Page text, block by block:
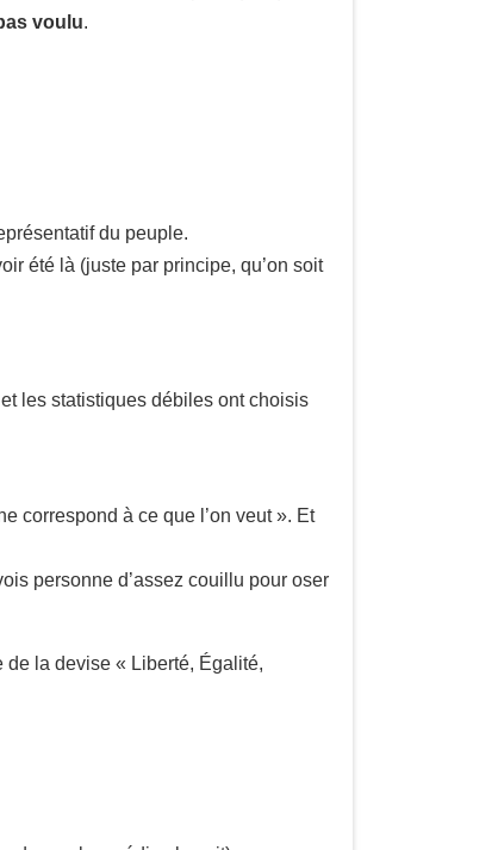
voulu.
du peuple.
été là (juste par principe, qu’on soit
les statistiques débiles ont choisis
correspond à ce que l’on veut ». Et
personne d’assez couillu pour oser
de la devise « Liberté, Égalité,